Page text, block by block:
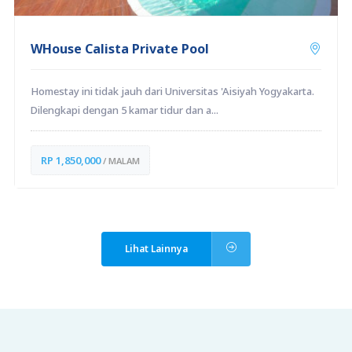
WHouse Calista Private Pool
Homestay ini tidak jauh dari Universitas 'Aisiyah Yogyakarta.
Dilengkapi dengan 5 kamar tidur dan a...
RP 1,850,000/ MALAM
Lihat Lainnya